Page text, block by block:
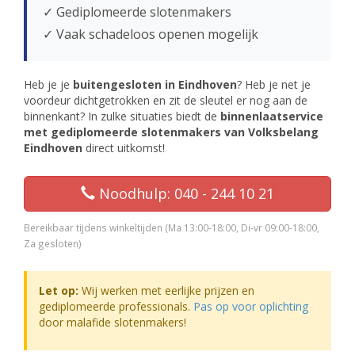
✓ Gediplomeerde slotenmakers
✓ Vaak schadeloos openen mogelijk
Heb je je buitengesloten in Eindhoven? Heb je net je
voordeur dichtgetrokken en zit de sleutel er nog aan de
binnenkant? In zulke situaties biedt de binnenlaatservice
met gediplomeerde slotenmakers van Volksbelang
Eindhoven direct uitkomst!
Noodhulp: 040 - 244 10 21
Bereikbaar tijdens winkeltijden (Ma 13:00-18:00, Di-vr 09:00-18:00,
Za gesloten)
Let op: Wij werken met eerlijke prijzen en
gediplomeerde professionals. Pas op voor oplichting
door malafide slotenmakers!